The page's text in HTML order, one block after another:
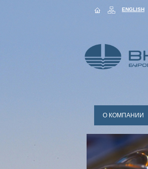
ENGLISH
О КОМПАНИИ